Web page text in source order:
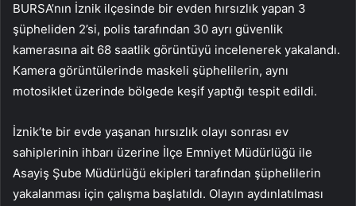
BURSA’nın İznik ilçesinde bir evden hırsızlık yapan 3
şüpheliden 2’si, polis tarafından 30 ayrı güvenlik
kamerasına ait 68 saatlik görüntüyü incelenerek yakalandı.
Kamera görüntülerinde maskeli şüphelilerin, aynı
motosiklet üzerinde bölgede keşif yaptığı tespit edildi.
İznik’te bir evde yaşanan hırsızlık olayı sonrası ev
sahiplerinin ihbarı üzerine İlçe Emniyet Müdürlüğü ile
Asayiş Şube Müdürlüğü ekipleri tarafından şüphelilerin
yakalanması için çalışma başlatıldı. Olayın aydınlatılması